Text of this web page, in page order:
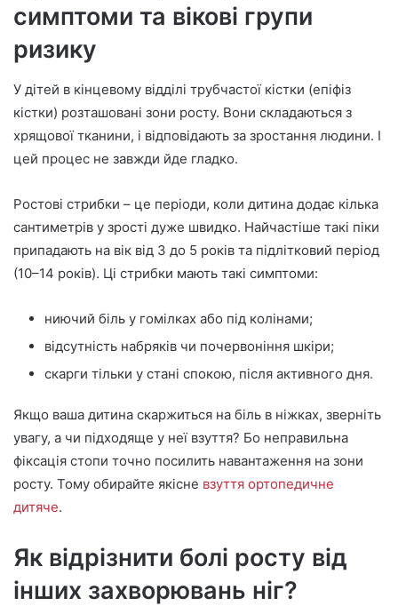
симптоми та вікові групи
ризику
У дітей в кінцевому відділі трубчастої кістки (епіфіз
кістки) розташовані зони росту. Вони складаються з
хрящової тканини, і відповідають за зростання людини. І
цей процес не завжди йде гладко.
Ростові стрибки – це періоди, коли дитина додає кілька
сантиметрів у зрості дуже швидко. Найчастіше такі піки
припадають на вік від 3 до 5 років та підлітковий період
(10–14 років). Ці стрибки мають такі симптоми:
ниючий біль у гомілках або під колінами;
відсутність набряків чи почервоніння шкіри;
скарги тільки у стані спокою, після активного дня.
Якщо ваша дитина скаржиться на біль в ніжках, зверніть
увагу, а чи підходяще у неї взуття? Бо неправильна
фіксація стопи точно посилить навантаження на зони
росту. Тому обирайте якісне взуття ортопедичне
дитяче.
Як відрізнити болі росту від
інших захворювань ніг?